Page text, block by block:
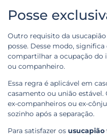
Posse
Outro requisito da
posse. Desse modo,
compartilhar a ocupação
ou companheiro.
Essa regra é aplicável em
casamento ou união
ex-companheiros ou ex-
sozinho após a separação.
Para satisfazer os